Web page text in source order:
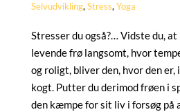
Selvudvikling, Stress, Yoga
Stresser du også?… Vidste du,
levende frø langsomt, hvor
og roligt, bliver den, hvor den
kogt. Putter du derimod frøen i
den kæmpe for sit liv i forsøg på